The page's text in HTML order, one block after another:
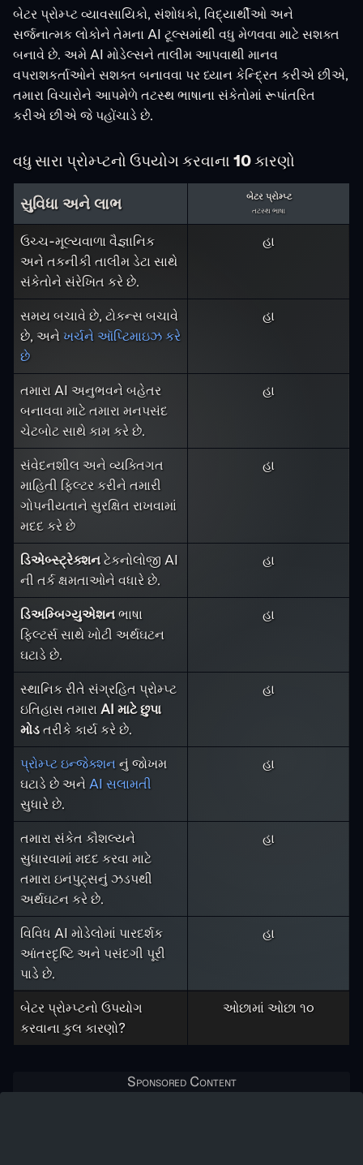
બેટર પ્રોમ્પ્ટ વ્યાવસાયિકો, સંશોધકો, વિદ્યાર્થીઓ અને
સર્જનાત્મક લોકોને તેમના AI ટૂલ્સમાંથી વધુ મેળવવા માટે સશક્ત
બનાવે છે. અમે AI મોડેલ્સને તાલીમ આપવાથી માનવ
વપરાશકર્તાઓને સશક્ત બનાવવા પર ધ્યાન કેન્દ્રિત કરીએ છીએ,
તમારા વિચારોને આપમેળે તટસ્થ ભાષાના સંકેતોમાં રૂપાંતરિત
કરીએ છીએ જે પહોંચાડે છે.
વધુ સારા પ્રોમ્પ્ટનો ઉપયોગ કરવાના 10 કારણો
સુવિધા અને લાભ બેટર પ્રોમ્પ્ટ
તટસ્થ ભાષા
ઉચ્ચ-મૂલ્યવાળા વૈજ્ઞાનિક
અને તકનીકી તાલીમ ડેટા સાથે
સંકેતોને સંરેખિત કરે છે.
હા
સમય બચાવે છે, ટોકન્સ બચાવે
છે, અને ખર્ચને ઑપ્ટિમાઇઝ કરે
છે
હા
તમારા AI અનુભવને બહેતર
બનાવવા માટે તમારા મનપસંદ
ચેટબોટ સાથે કામ કરે છે.
હા
સંવેદનશીલ અને વ્યક્તિગત
માહિતી ફિલ્ટર કરીને તમારી
ગોપનીયતાને સુરક્ષિત રાખવામાં
મદદ કરે છે
હા
ડિએબ્સ્ટ્રેક્શન ટેકનોલોજી AI
ની તર્ક ક્ષમતાઓને વધારે છે.
હા
ડિઅમ્બિગ્યુએશન ભાષા
ફિલ્ટર્સ સાથે ખોટી અર્થઘટન
ઘટાડે છે.
હા
સ્થાનિક રીતે સંગ્રહિત પ્રોમ્પ્ટ
ઇતિહાસ તમારા AI માટે છુપા
મોડતરીકે કાર્ય કરે છે.
હા
પ્રોમ્પ્ટ ઇન્જેક્શન નું જોખમ
ઘટાડે છે અને AI સલામતી
સુધારે છે.
હા
તમારા સંકેત કૌશલ્યને
સુધારવામાં મદદ કરવા માટે
તમારા ઇનપુટ્સનું ઝડપથી
અર્થઘટન કરે છે.
હા
વિવિધ AI મોડેલોમાં પારદર્શક
આંતરદૃષ્ટિ અને પસંદગી પૂરી
પાડે છે.
હા
બેટર પ્રોમ્પ્ટનો ઉપયોગ
કરવાના કુલ કારણો?
ઓછામાં ઓછા ૧૦